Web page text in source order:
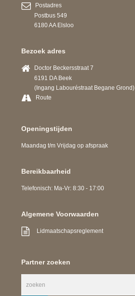
Postadres
Postbus 549
6180 AA Elsloo
Bezoek adres
Doctor Beckersstraat 7
6191 DA Beek
(Ingang Labouréstraat Begane Grond)
Route
Openingstijden
Maandag t/m Vrijdag op afspraak
Bereikbaarheid
Telefonisch: Ma-Vr: 8:30 - 17:00
Algemene Voorwaarden
Lidmaatschapsreglement
Partner zoeken